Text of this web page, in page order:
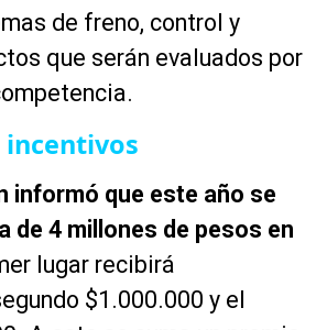
de freno, control y
que serán evaluados por
incentivos
informó que este año se
de 4 millones de pesos en
lugar recibirá
$1.000.000 y el